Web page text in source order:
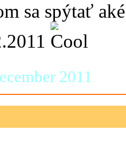
sa spýtať
2011